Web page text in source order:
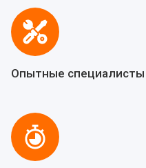
Опытные специалисты